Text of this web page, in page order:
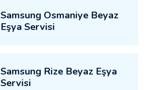
Samsung Osmaniye Beyaz
Eşya Servisi
Samsung Rize Beyaz Eşya
Servisi